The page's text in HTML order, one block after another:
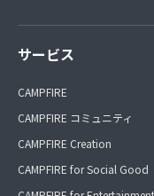
サービス
CAMPFIRE
CAMPFIRE コミュニティ
CAMPFIRE Creation
CAMPFIRE for Social Good